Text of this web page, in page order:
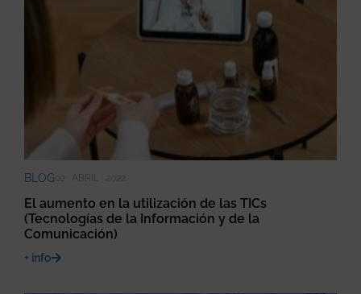
BLOG02 · ABRIL · 2022
El aumento en la utilización de las TICs
(Tecnologías de la Información y de la
Comunicación)
+ info